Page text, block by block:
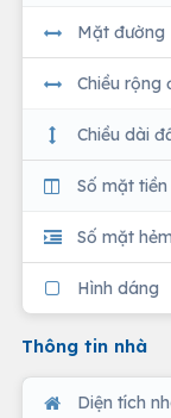
Mặt đường
Chiều rộng
Chiều dài
Số mặt tiền
Số mặt hẻm
Hình dáng
Thông tin nhà
Diện tích